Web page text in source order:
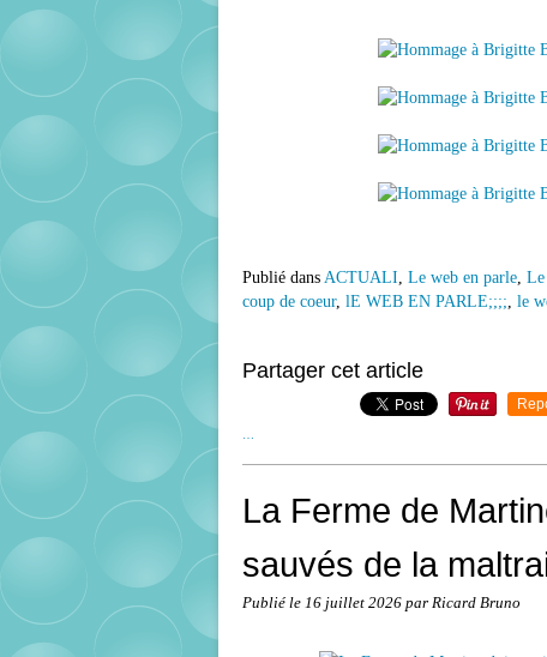
Publié dans ACTUALI Le web en parle Le
coup de coeur, lE WEB EN PARLE;;;; le
Partager cet article
La Ferme de
sauvés de la
Publié le 16 juillet 2026 par Ricard Bruno